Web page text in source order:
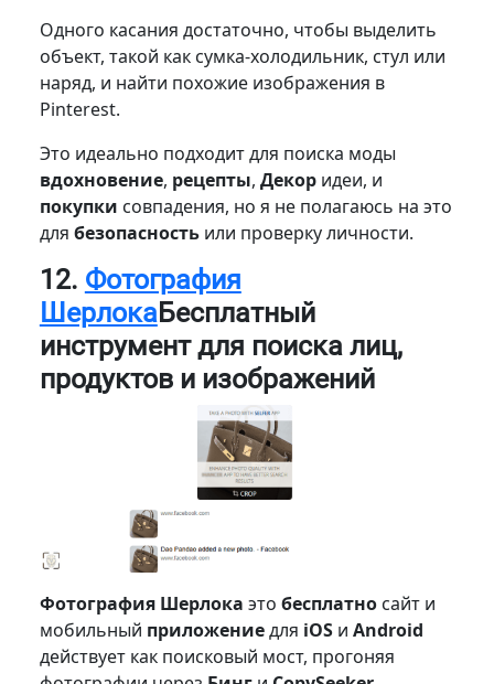
Одного касания достаточно, чтобы выделить
объект, такой как сумка-холодильник, стул или
наряд, и найти похожие изображения в
Pinterest.
Это идеально подходит для поиска моды
вдохновение, рецепты, Декор идеи, и
покупки совпадения, но я не полагаюсь на это
для безопасность или проверку личности.
12. Фотография
ШерлокаБесплатный
инструмент для поиска лиц,
продуктов и изображений
Фотография Шерлока это бесплатно сайт и
мобильный приложениедля iOSи Android
действует как поисковый мост, прогоняя